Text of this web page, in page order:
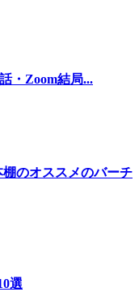
・Zoom結局...
のオススメのバーチ
選